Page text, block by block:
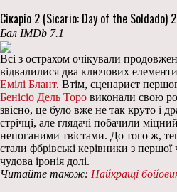
Сікаріо 2 (Sicario: Day of the Soldado)
Бал IMDb 7.1
Всі з острахом очікували
відвалилися два ключових
Емілі Блант. Втім, сценарист
Бенісіо Дель Торо виконали свою
звісно, це було вже не так круто і
стрічці, але глядачі побачили
непоганими твістами. До того ж,
стали фбрівські керівники з
чудова іронія долі.
Читайте також: Найкращі